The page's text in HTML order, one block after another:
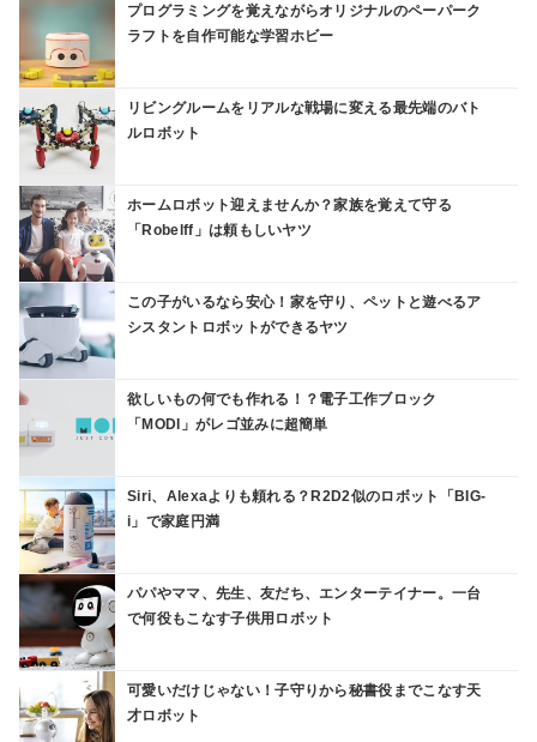
プログラミングを覚えながらオリジナルのペーパーク
ラフトを自作可能な学習ホビー
リビングルームをリアルな戦場に変える最先端のバト
ルロボット
ホームロボット迎えませんか？家族を覚えて守る
「Robelff」は頼もしいヤツ
この子がいるなら安心！家を守り、ペットと遊べるア
シスタントロボットができるヤツ
欲しいもの何でも作れる！？電子工作ブロック
「MODI」がレゴ並みに超簡単
Siri、Alexaよりも頼れる？R2D2似のロボット「BIG-
i」で家庭円満
パパやママ、先生、友だち、エンターテイナー。一台
で何役もこなす子供用ロボット
可愛いだけじゃない！子守りから秘書役までこなす天
才ロボット